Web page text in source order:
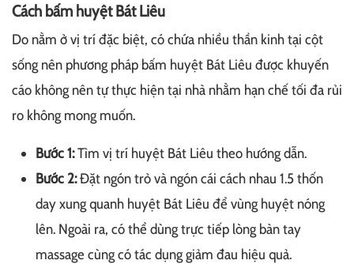
Cách bấm huyệt Bát Liêu
Do nằm ở vị trí đặc biệt, có chứa nhiều thần kinh tại cột
sống nên phương pháp bấm huyệt Bát Liêu được khuyến
cáo không nên tự thực hiện tại nhà nhằm hạn chế tối đa rủi
ro không mong muốn.
Bước 1:Tìm vị trí huyệt Bát Liêu theo hướng dẫn.
Bước 2:Đặt ngón trỏ và ngón cái cách nhau 1.5 thốn
day xung quanh huyệt Bát Liêu để vùng huyệt nóng
lên. Ngoài ra, có thể dùng trực tiếp lòng bàn tay
massage cùng có tác dụng giảm đau hiệu quả.